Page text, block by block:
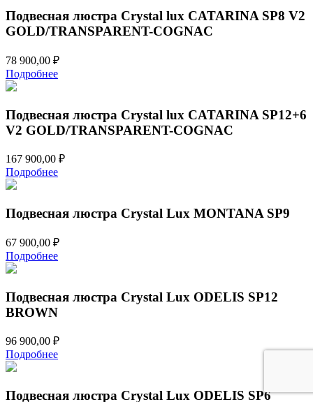
Подвесная люстра Crystal lux CATARINA SP8 V2
GOLD/TRANSPARENT-COGNAC
78 900,00 ₽
Подробнее
Подвесная люстра Crystal lux CATARINA SP12+6
V2 GOLD/TRANSPARENT-COGNAC
167 900,00 ₽
Подробнее
Подвесная люстра Crystal Lux MONTANA SP9
67 900,00 ₽
Подробнее
Подвесная люстра Crystal Lux ODELIS SP12
BROWN
96 900,00 ₽
Подробнее
Подвесная люстра Crystal Lux ODELIS SP6